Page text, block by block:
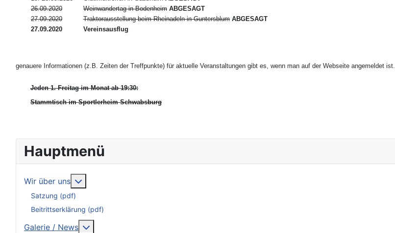
26.09.2020
Weinwandertag in Bodenheim ABGESAGT
27.09.2020
Traktorausstellung beim Rheinadeln in Guntersblum ABGESAGT
27.09.2020
Vereinsausflug
genauere Informationen (z.B. Zeiten der Treffpunkte) für aktuelle Veranstaltungen gibt es, wenn man auf der Webseite angemeldet ist.
Jeden 1. Freitag im Monat ab 19:30:
Stammtisch im Sportlerheim Schwabsburg
Hauptmenü
Wir über uns
Satzung (pdf)
Beitrittserklärung (pdf)
Galerie / News